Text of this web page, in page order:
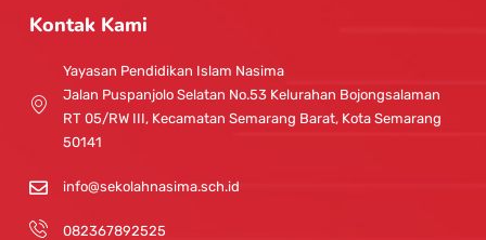
t
a
g
r
a
m
t
u
b
e
Kontak Kami
Yayasan Pendidikan Islam Nasima
Jalan Puspanjolo Selatan No.53 Kelurahan Bojongsalaman
RT 05/RW III, Kecamatan Semarang Barat, Kota Semarang
50141
info@sekolahnasima.sch.id
082367892525